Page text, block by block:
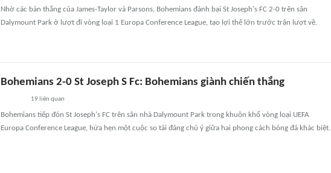
Nhờ các bàn thắng của James-Taylor và Parsons, Bohemians đánh bại St Joseph's FC 2-0 trên sân
Dalymount Park ở lượt đi vòng loại 1 Europa Conference League, tạo lợi thế lớn trước trận lượt về.
Bohemians 2-0 St Joseph S Fc: Bohemians giành chiến thắng
19 liên quan
Bohemians tiếp đón St Joseph's FC trên sân nhà Dalymount Park trong khuôn khổ vòng loại UEFA
Europa Conference League, hứa hẹn một cuộc so tài đáng chú ý giữa hai phong cách bóng đá khác biệt.